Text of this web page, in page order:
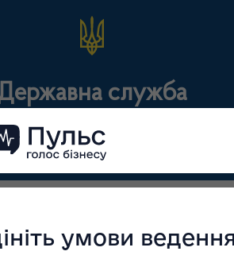
служба
Для громадськості
нагляд
(контроль)
засобів,